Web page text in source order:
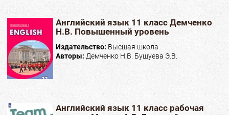
Английский язык 11 класс Демченко
Н.В. Повышенный уровень
Издательство: Высшая школа
Авторы: Демченко Н.В. Бушуева Э.В.
Английский язык 11 класс рабочая